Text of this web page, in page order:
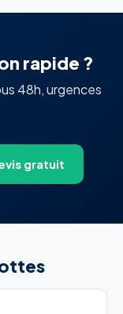
rapide ?
48h, urgences
gratuit